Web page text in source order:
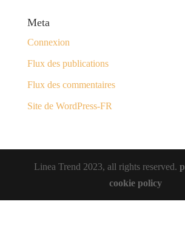
Meta
Connexion
Flux des publications
Flux des commentaires
Site de WordPress-FR
Linea Trend 2023, all rights reserved.
cookie policy